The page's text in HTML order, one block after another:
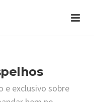
e exclusivo sobre